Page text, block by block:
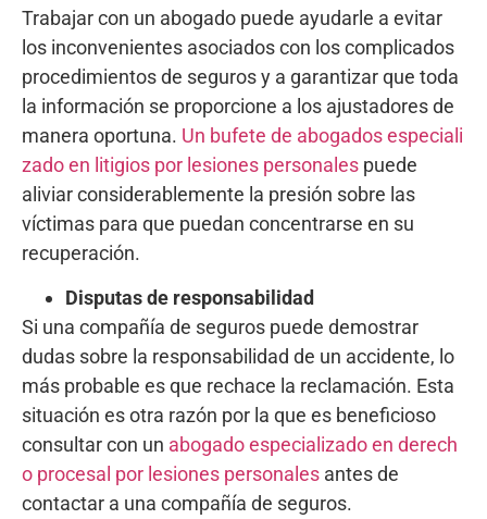
Trabajar con un abogado puede ayudarle a evitar
los inconvenientes asociados con los complicados
procedimientos de seguros y a garantizar que toda
la información se proporcione a los ajustadores de
manera oportuna. Un bufete de abogados especiali
zado en litigios por lesiones personales puede
aliviar considerablemente la presión sobre las
víctimas para que puedan concentrarse en su
recuperación.
Disputas de responsabilidad
Si una compañía de seguros puede demostrar
dudas sobre la responsabilidad de un accidente, lo
más probable es que rechace la reclamación. Esta
situación es otra razón por la que es beneficioso
consultar con un abogado especializado en derech
o procesal por lesiones personales antes de
contactar a una compañía de seguros.